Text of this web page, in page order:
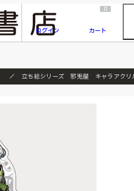
『ONE PIECE magazine 021 ONE PIECEカード付き同梱版』発売延期のご案内
ログイン
0
カート
立ち絵シリーズ 邪兎屋 キャラアク